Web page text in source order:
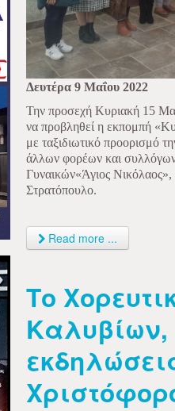
Δευτέρα 9 Μαΐου 2022
Την προσεχή Κυριακή 15
να προβληθεί η εκπομπή
με ταξιδιωτικό προορισμό
άλλων φορέων και
Γυναικών«Άγιος
Στρατόπουλο.
Read more ...
Το
Καλυβίων,